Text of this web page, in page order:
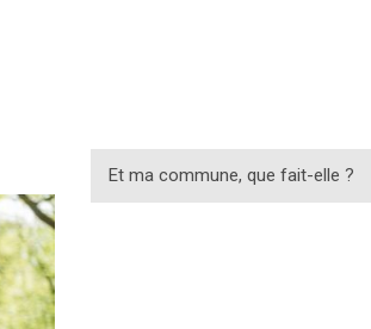
Et ma commune, que fait-elle ?